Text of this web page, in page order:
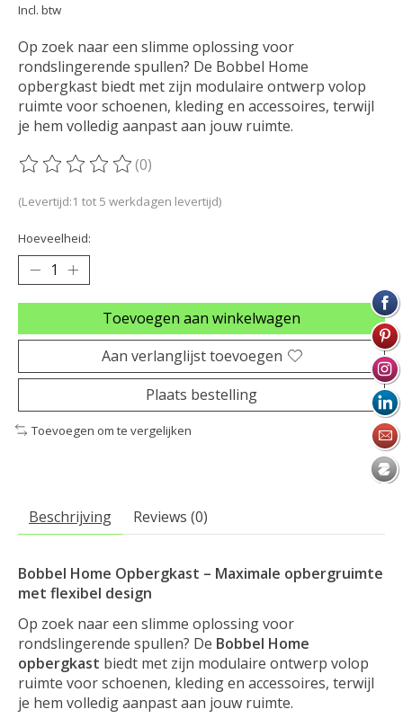
Incl. btw
Op zoek naar een slimme oplossing voor
rondslingerende spullen? De Bobbel Home
opbergkast biedt met zijn modulaire ontwerp volop
ruimte voor schoenen, kleding en accessoires, terwijl
je hem volledig aanpast aan jouw ruimte.
De beoordeling van dit product is
(0)
(Levertijd:1 tot 5 werkdagen levertijd)
Hoeveelheid:
Toevoegen aan winkelwagen
Aan verlanglijst toevoegen
Plaats bestelling
Toevoegen om te vergelijken
Beschrijving Reviews (0)
Bobbel Home Opbergkast – Maximale opbergruimte
met flexibel design
Op zoek naar een slimme oplossing voor
rondslingerende spullen? De Bobbel Home
opbergkast biedt met zijn modulaire ontwerp volop
ruimte voor schoenen, kleding en accessoires, terwijl
je hem volledig aanpast aan jouw ruimte.